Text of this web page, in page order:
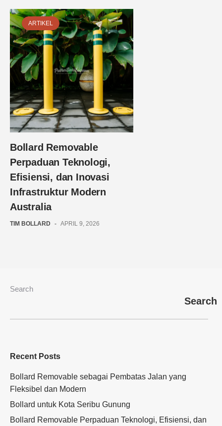
ARTIKEL
Bollard Removable
Perpaduan Teknologi,
Efisiensi, dan Inovasi
Infrastruktur Modern
Australia
TIM BOLLARD - APRIL 9, 2026
Search
Search
Recent Posts
Bollard Removable sebagai Pembatas Jalan yang
Fleksibel dan Modern
Bollard untuk Kota Seribu Gunung
Bollard Removable Perpaduan Teknologi, Efisiensi, dan